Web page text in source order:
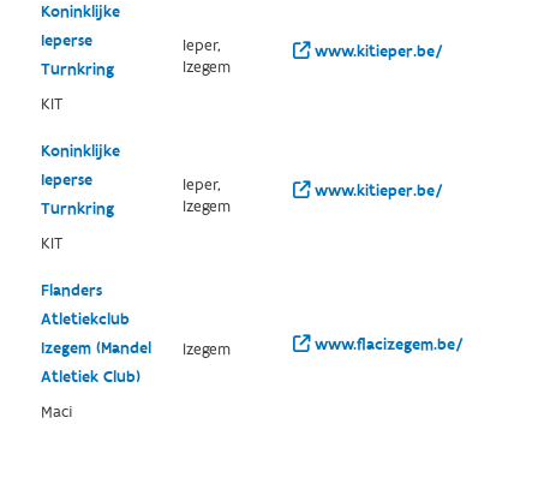
Koninklijke
Ieperse
Turnkring
KIT
Ieper,
Izegem
www.kitieper.be/
Koninklijke
Ieperse
Turnkring
KIT
Ieper,
Izegem
www.kitieper.be/
Flanders
Atletiekclub
Izegem (Mandel
Atletiek Club)
Maci
Izegem www.flacizegem.be/